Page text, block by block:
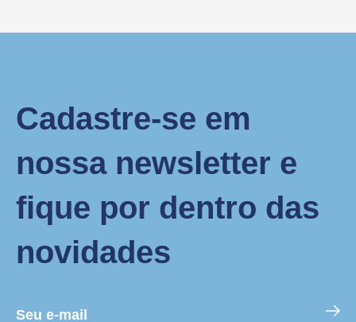
Cadastre-se em
nossa newsletter e
fique por dentro das
novidades